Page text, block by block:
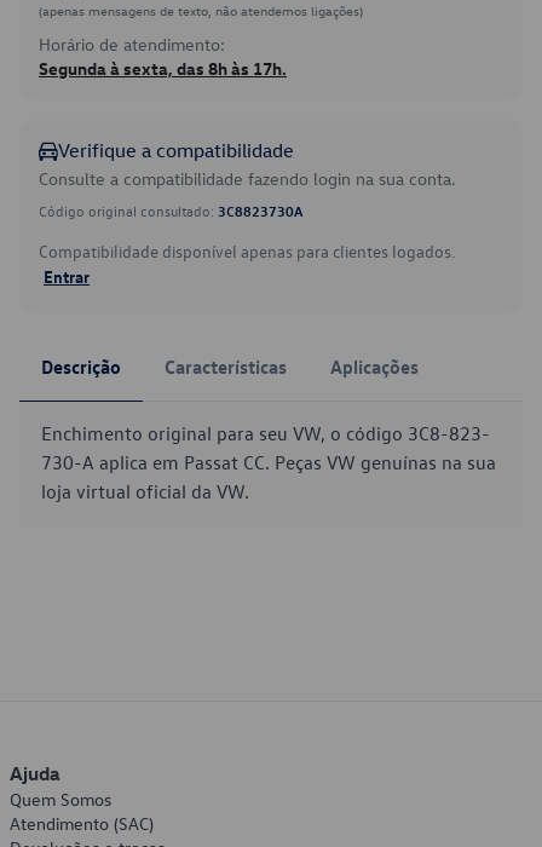
(apenas mensagens de texto, não atendemos ligações)
Horário de atendimento:
Segunda à sexta, das 8h às 17h.
Verifique a compatibilidade
Consulte a compatibilidade fazendo login na sua conta.
Código original consultado: 3C8823730A
Compatibilidade disponível apenas para clientes logados.
Entrar
Descrição Características Aplicações
Enchimento original para seu VW, o código 3C8-823-
730-A aplica em Passat CC. Peças VW genuínas na sua
loja virtual oficial da VW.
Ajuda
Quem Somos
Atendimento (SAC)